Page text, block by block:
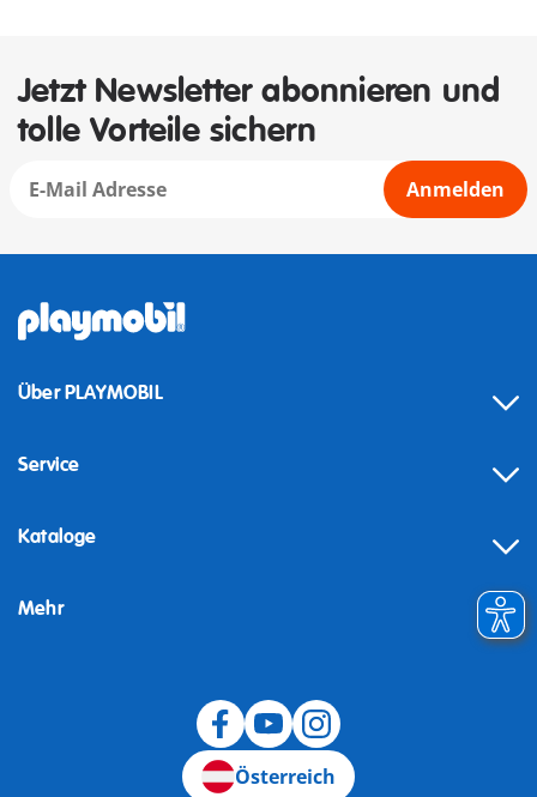
Jetzt Newsletter abonnieren und
tolle Vorteile sichern
Anmelden
Über PLAYMOBIL
Service
Kataloge
Mehr
Österreich